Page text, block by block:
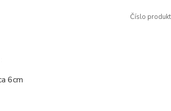
Číslo
6cm